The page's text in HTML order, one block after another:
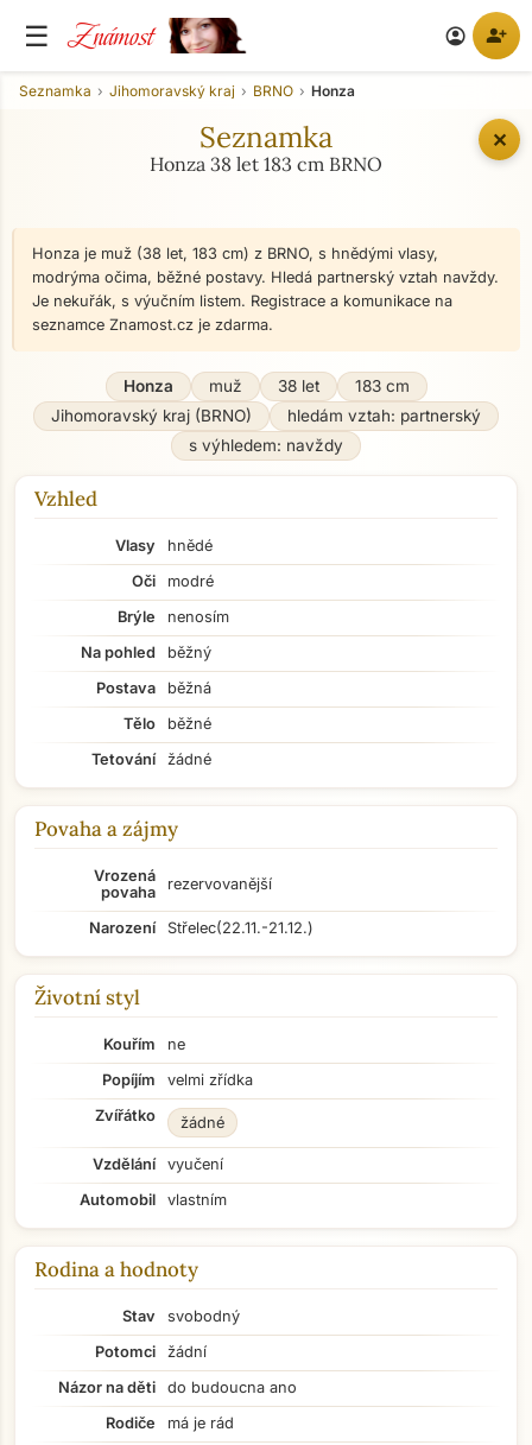
☰ Známost account_circle person_add
✕
Seznamka Jihomoravský kraj BRNO Honza
Seznamka
Honza 38 let 183 cm BRNO
Honza je muž (38 let, 183 cm) z BRNO, s hnědými vlasy,
modrýma očima, běžné postavy. Hledá partnerský vztah navždy.
Je nekuřák, s výučním listem. Registrace a komunikace na
seznamce Znamost.cz je zdarma.
Honza muž 38 let
183 cm
Jihomoravský kraj (BRNO)
hledám vztah: partnerský
s výhledem: navždy
Vzhled
Vlasy
hnědé
Oči
modré
Brýle
nenosím
Na pohled
běžný
Postava
běžná
Tělo
běžné
Tetování
žádné
Povaha a zájmy
Vrozená
povaha
rezervovanější
Narození Střelec(22.11.-21.12.)
Životní styl
Kouřím
ne
Popíjím
velmi zřídka
Zvířátko
žádné
Vzdělání
vyučení
Automobil
vlastním
Rodina a hodnoty
Stav
svobodný
Potomci
žádní
Názor na děti
do budoucna ano
Rodiče
má je rád